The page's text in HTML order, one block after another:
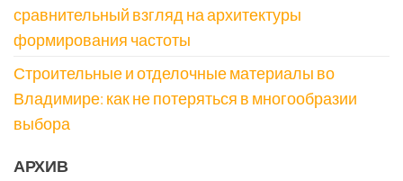
сравнительный взгляд на архитектуры
формирования частоты
Строительные и отделочные материалы во
Владимире: как не потеряться в многообразии
выбора
АРХИВ